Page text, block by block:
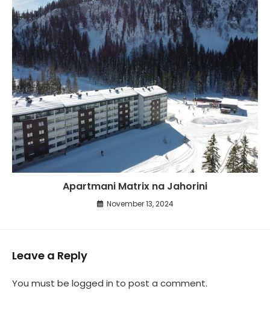
Apartmani Matrix na Jahorini
November 13, 2024
Leave a Reply
You must be logged in to post a comment.